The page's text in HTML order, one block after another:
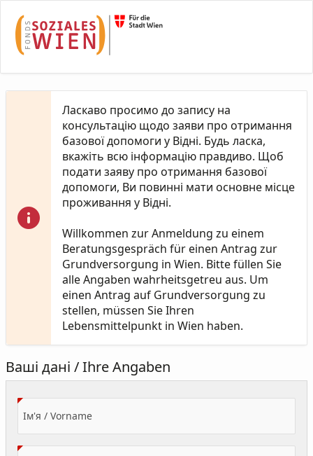
Ласкаво просимо до запису на
консультацію щодо заяви про отримання
базової допомоги у Відні. Будь ласка,
вкажіть всю інформацію правдиво. Щоб
подати заяву про отримання базової
допомоги, Ви повинні мати основне місце
проживання у Відні.
Willkommen zur Anmeldung zu einem
Beratungsgespräch für einen Antrag zur
Grundversorgung in Wien. Bitte füllen Sie
alle Angaben wahrheitsgetreu aus. Um
einen Antrag auf Grundversorgung zu
stellen, müssen Sie Ihren
Lebensmittelpunkt in Wien haben.
Ваші дані / Ihre Angaben
Ім'я / Vorname(Value Required)